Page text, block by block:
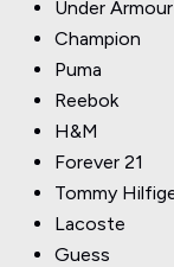
Under Armour
Champion
Puma
Reebok
H&M
Forever 21
Tommy
Lacoste
Guess